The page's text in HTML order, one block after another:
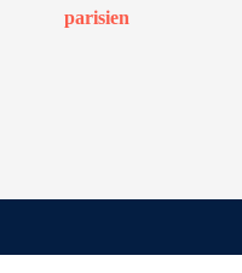
parisien